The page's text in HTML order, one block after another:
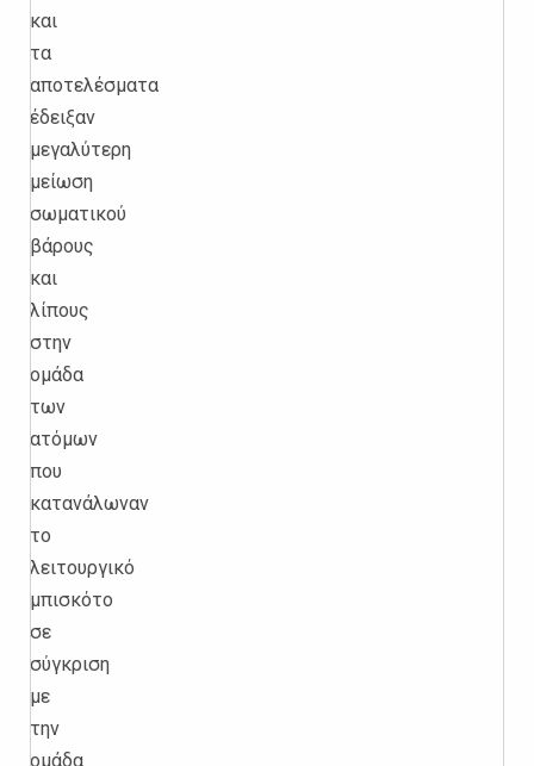
και
τα
αποτελέσματα
έδειξαν
μεγαλύτερη
μείωση
σωματικού
βάρους
και
λίπους
στην
ομάδα
των
ατόμων
που
κατανάλωναν
το
λειτουργικό
μπισκότο
σε
σύγκριση
με
την
ομάδα